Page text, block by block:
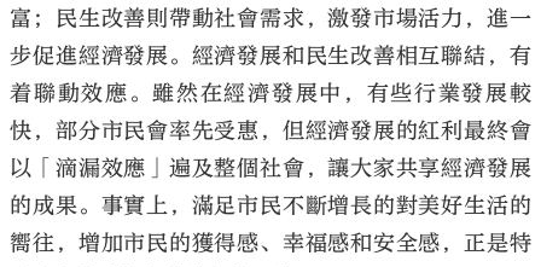
富；民生改善則帶動社會需求，激發市場活力，進一
步促進經濟發展。經濟發展和民生改善相互聯結，有
着聯動效應。雖然在經濟發展中，有些行業發展較
快，部分市民會率先受惠，但經濟發展的紅利最終會
以「滴漏效應」遍及整個社會，讓大家共享經濟發展
的成果。事實上，滿足市民不斷增長的對美好生活的
嚮往，增加市民的獲得感、幸福感和安全感，正是特